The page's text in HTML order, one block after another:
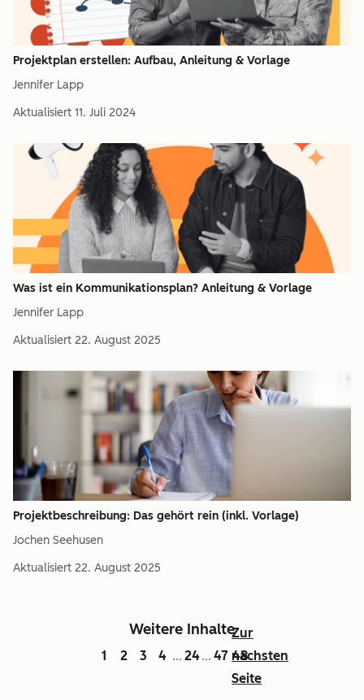
Projektplan erstellen: Aufbau, Anleitung & Vorlage
Jennifer Lapp
Aktualisiert 11. Juli 2024
Was ist ein Kommunikationsplan? Anleitung & Vorlage
Jennifer Lapp
Aktualisiert 22. August 2025
Projektbeschreibung: Das gehört rein (inkl. Vorlage)
Jochen Seehusen
Aktualisiert 22. August 2025
Weitere Inhalte
1 2 3 4 ... 24 ... 47 48
Zur
nächsten
Seite